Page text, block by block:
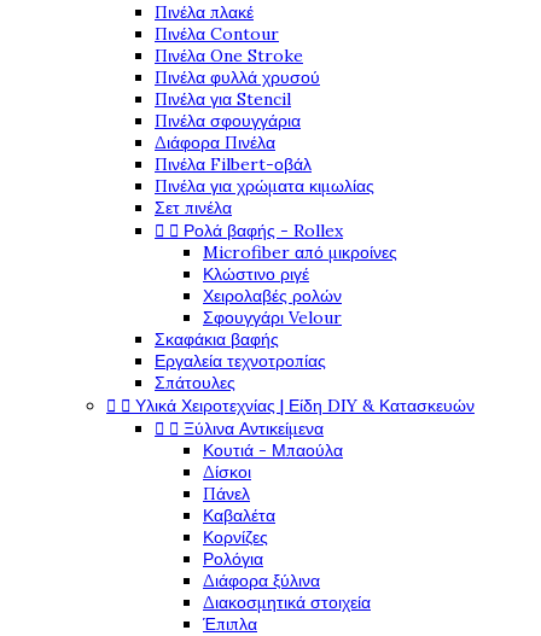
Πινέλα πλακέ
Πινέλα Contour
Πινέλα One Stroke
Πινέλα φυλλά χρυσού
Πινέλα για Stencil
Πινέλα σφουγγάρια
Διάφορα Πινέλα
Πινέλα Filbert-οβάλ
Πινέλα για χρώματα κιμωλίας
Σετ πινέλα
  Ρολά βαφής - Rollex
Microfiber από μικροίνες
Κλώστινο ριγέ
Χειρολαβές ρολών
Σφουγγάρι Velour
Σκαφάκια βαφής
Εργαλεία τεχνοτροπίας
Σπάτουλες
  Υλικά Χειροτεχνίας | Είδη DIY & Κατασκευών
  Ξύλινα Αντικείμενα
Κουτιά - Μπαούλα
Δίσκοι
Πάνελ
Καβαλέτα
Κορνίζες
Ρολόγια
Διάφορα ξύλινα
Διακοσμητικά στοιχεία
Έπιπλα